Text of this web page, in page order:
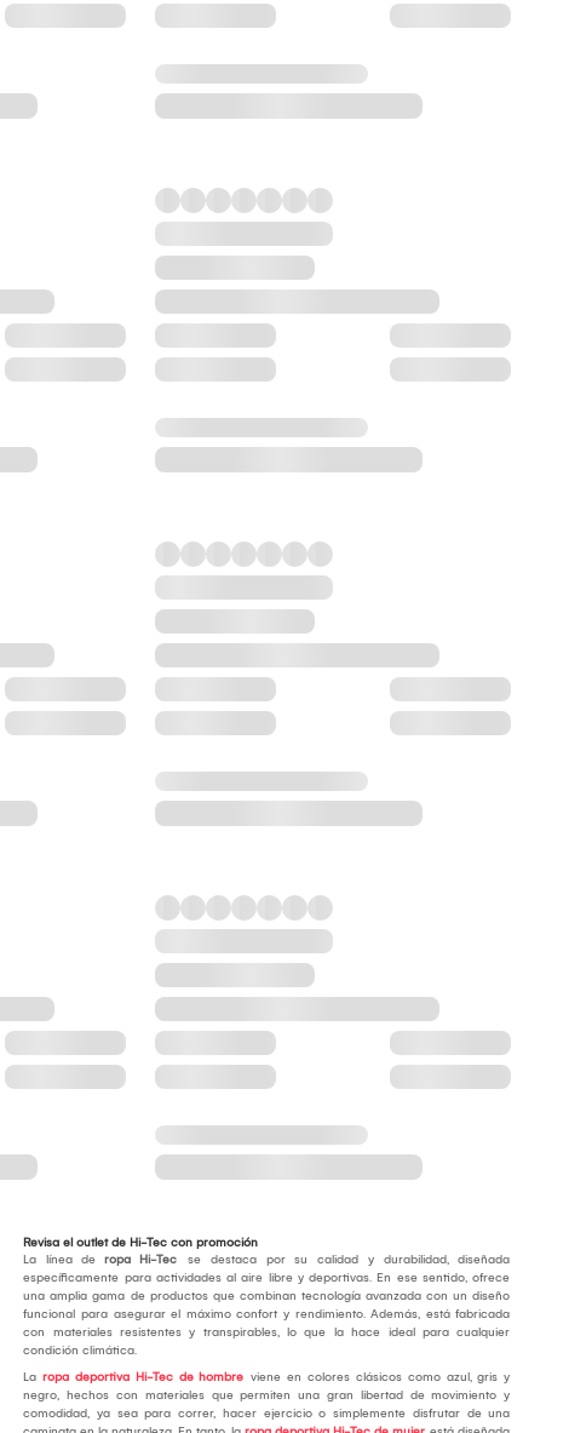
Revisa el outlet de Hi-Tec con promoción
La línea deropa Hi-Tec
se destaca por su calidad y durabilidad, diseñada
específicamente para actividades al aire libre y deportivas. En ese sentido, ofrece
una amplia gama de productos que combinan tecnología avanzada con un diseño
funcional para asegurar el máximo confort y rendimiento. Además, está fabricada
con materiales resistentes y transpirables, lo que la hace ideal para cualquier
condición climática.
La ropa deportiva Hi-Tec de hombre viene en colores clásicos como azul, gris y
negro, hechos con materiales que permiten una gran libertad de movimiento y
comodidad, ya sea para correr, hacer ejercicio o simplemente disfrutar de una